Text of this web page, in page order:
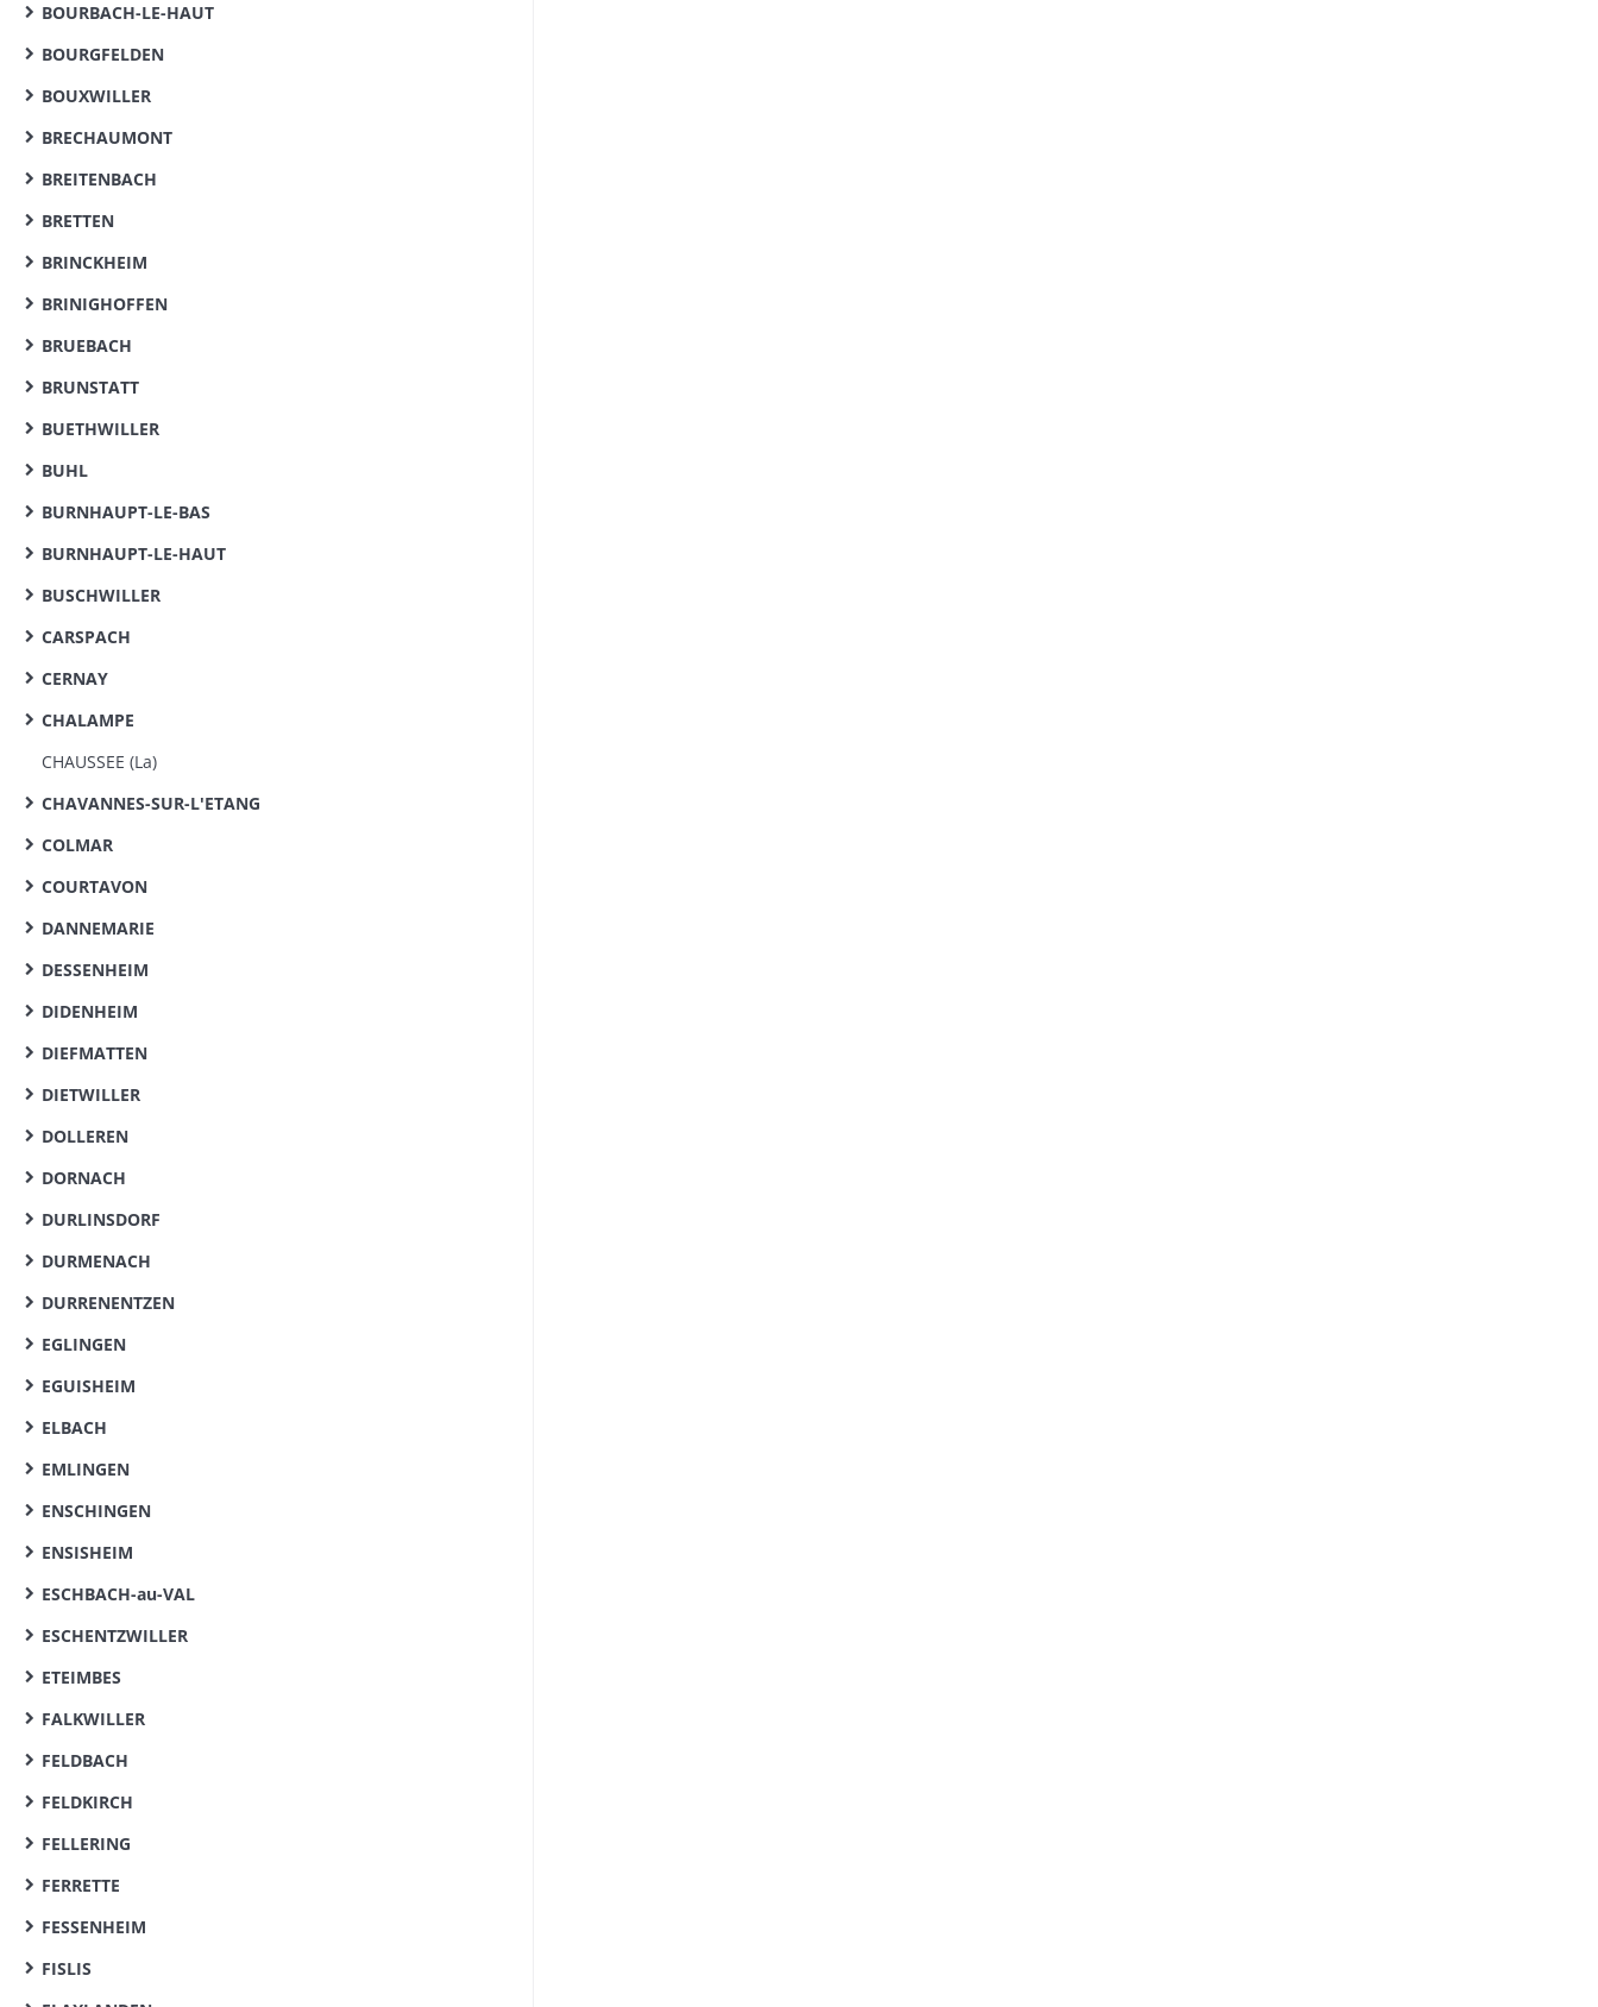
BOURBACH-LE-HAUT
BOURGFELDEN
BOUXWILLER
BRECHAUMONT
BREITENBACH
BRETTEN
BRINCKHEIM
BRINIGHOFFEN
BRUEBACH
BRUNSTATT
BUETHWILLER
BUHL
BURNHAUPT-LE-BAS
BURNHAUPT-LE-HAUT
BUSCHWILLER
CARSPACH
CERNAY
CHALAMPE
CHAUSSEE (La)
CHAVANNES-SUR-L'ETANG
COLMAR
COURTAVON
DANNEMARIE
DESSENHEIM
DIDENHEIM
DIEFMATTEN
DIETWILLER
DOLLEREN
DORNACH
DURLINSDORF
DURMENACH
DURRENENTZEN
EGLINGEN
EGUISHEIM
ELBACH
EMLINGEN
ENSCHINGEN
ENSISHEIM
ESCHBACH-au-VAL
ESCHENTZWILLER
ETEIMBES
FALKWILLER
FELDBACH
FELDKIRCH
FELLERING
FERRETTE
FESSENHEIM
FISLIS